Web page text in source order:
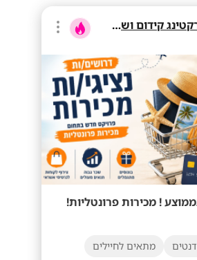
טופ מרקטינג קידום ושיווק בע"מ
מתאים לחיילים